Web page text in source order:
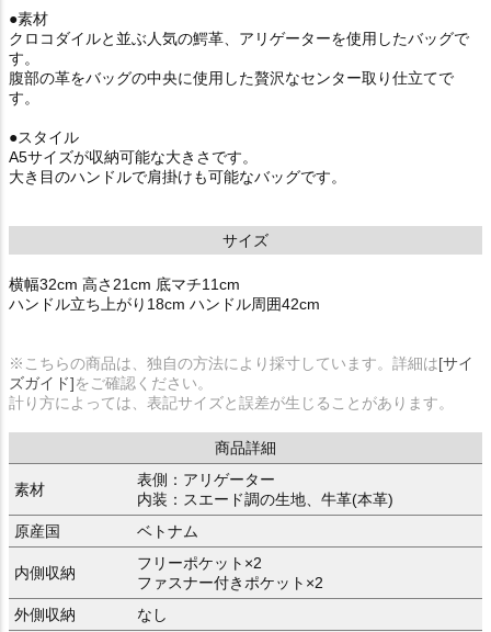
●素材
クロコダイルと並ぶ人気の鰐革、アリゲーターを使用したバッグで
す。
腹部の革をバッグの中央に使用した贅沢なセンター取り仕立てで
す。
●スタイル
A5サイズが収納可能な大きさです。
大き目のハンドルで肩掛けも可能なバッグです。
サイズ
横幅32cm 高さ21cm 底マチ11cm
ハンドル立ち上がり18cm ハンドル周囲42cm
※こちらの商品は、独自の方法により採寸しています。詳細は[サイ
ズガイド]をご確認ください。
計り方によっては、表記サイズと誤差が生じることがあります。
商品詳細
素材
表側：アリゲーター
内装：スエード調の生地、牛革(本革)
原産国
ベトナム
内側収納
フリーポケット×2
ファスナー付きポケット×2
外側収納
なし